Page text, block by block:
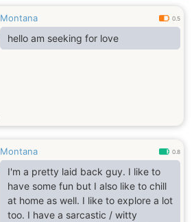
Montana 0.5
hello am seeking for love
Montana 0.8
I'm a pretty laid back guy. I like to
have some fun but I also like to chill
at home as well. I like to explore a lot
too. I have a sarcastic / witty